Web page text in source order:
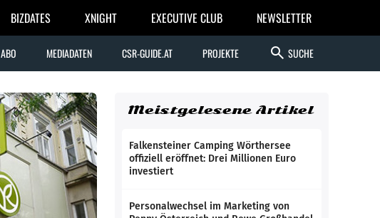
BIZDATES XNIGHT EXECUTIVE CLUB NEWSLETTER
ABO MEDIADATEN CSR-GUIDE.AT PROJEKTE search SUCHE
Meistgelesene Artikel
Falkensteiner Camping Wörthersee
offiziell eröffnet: Drei Millionen Euro
investiert
Personalwechsel im Marketing von